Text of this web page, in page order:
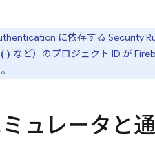
に依存する Security
など）のプロジェクト ID が
ュレータと